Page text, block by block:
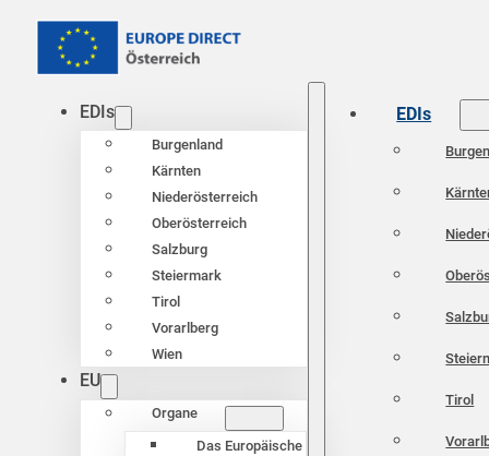
EDIs
Burgenland
Kärnten
Niederösterreich
Oberösterreich
Salzburg
Steiermark
Tirol
Vorarlberg
Wien
EU
Organe
Das Europäische
EDIs
Tirol